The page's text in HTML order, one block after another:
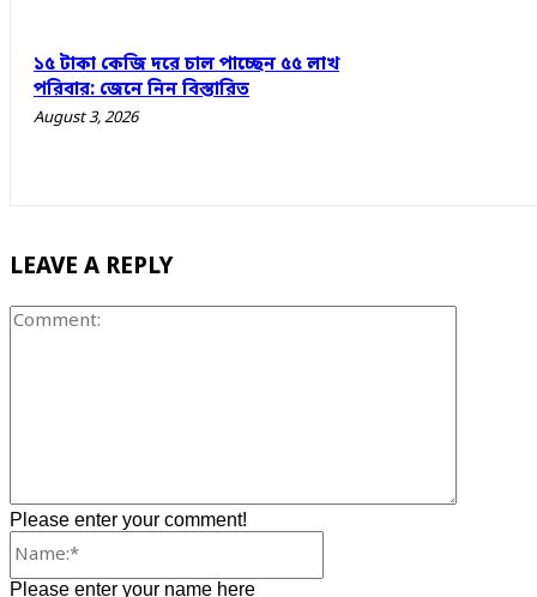
১৫ টাকা কেজি দরে চাল পাচ্ছেন ৫৫ লাখ
পরিবার: জেনে নিন বিস্তারিত
August 3, 2026
LEAVE A REPLY
Please enter your comment!
Please enter your name here